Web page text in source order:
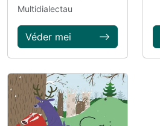
Multidialectau
Véder mei